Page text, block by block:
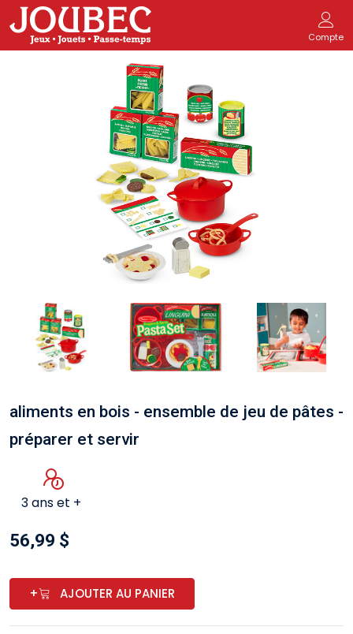
Compte
aliments en bois - ensemble de jeu de pâtes -
préparer et servir
3 ans et +
56,99 $
+ AJOUTER AU PANIER